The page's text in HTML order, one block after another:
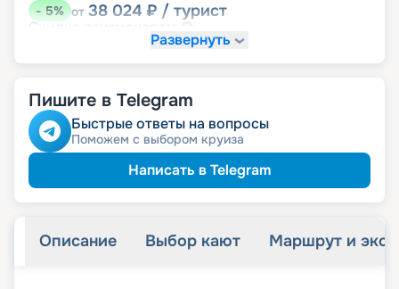
-5% от 38 024 ₽ / турист
Скидка
Развернуть
Пишите в Telegram
Быстрые ответы на вопросы
Поможем с выбором круиза
Написать в Telegram
Описание Выбор кают Маршрут и